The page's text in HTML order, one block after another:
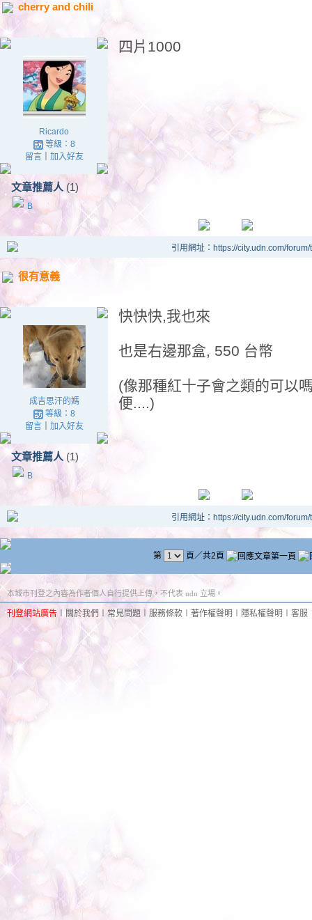
cherry and chili
Ricardo
等級：8
留言｜ 加入好友
文章推薦人 (1)
B
四片1000
引用網址：https://city.udn.com/
很有意義
成吉思汗的媽
等級：8
留言｜ 加入好友
文章推薦人 (1)
B
快快快,我也來
也是右邊那盒, 550 台幣
(像那種紅十子會之類的可以
便....)
引用網址：https://city.udn.com/
第 頁／共2頁
本城市刊登之內容為作者個人自行提供上傳，不代表 udn 立場。
刊登網站廣告 關於我們 ︱常見問題 服務條款 著作權聲明 隱私權聲明 客服